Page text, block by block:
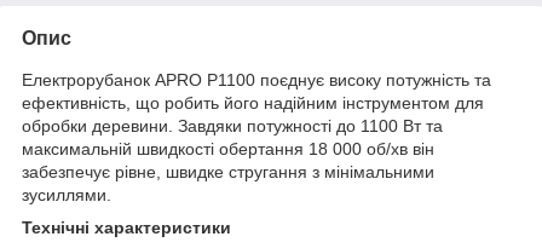
Опис
Електрорубанок APRO P1100 поєднує високу потужність та
ефективність, що робить його надійним інструментом для
обробки деревини. Завдяки потужності до 1100 Вт та
максимальній швидкості обертання 18 000 об/хв він
забезпечує рівне, швидке стругання з мінімальними
зусиллями.
Технічні характеристики